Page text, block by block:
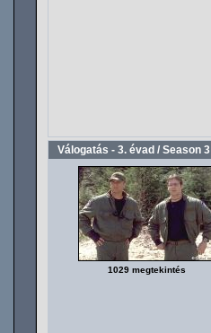
Válogatás - 3. évad / Season 3
1029 megtekintés